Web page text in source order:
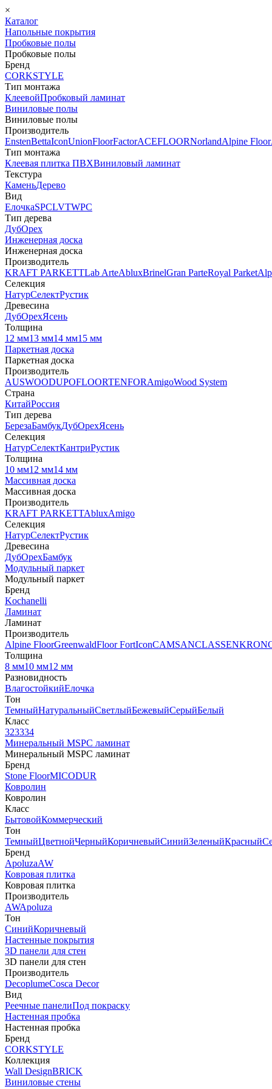
×
Каталог
Напольные покрытия
Пробковые полы
Пробковые полы
Бренд
CORKSTYLE
Тип монтажа
КлеевойПробковый ламинат
Виниловые полы
Виниловые полы
Производитель
EnstenBettaIconUnionFloorFactorACEFLOORNorlandAlpine Floor
Тип монтажа
Клеевая плитка ПВХВиниловый ламинат
Текстура
КаменьДерево
Вид
ЕлочкаSPCLVTWPC
Тип дерева
ДубОрех
Инженерная доска
Инженерная доска
Производитель
KRAFT PARKETTLab ArteAbluxBrinelGran ParteRoyal Parket
Селекция
НатурСелектРустик
Древесина
ДубОрехЯсень
Толщина
12 мм13 мм14 мм15 мм
Паркетная доска
Паркетная доска
Производитель
AUSWOODUPOFLOORTENFORAmigoWood System
Страна
КитайРоссия
Тип дерева
БерезаБамбукДубОрехЯсень
Селекция
НатурСелектКантриРустик
Толщина
10 мм12 мм14 мм
Массивная доска
Массивная доска
Производитель
KRAFT PARKETTAbluxAmigo
Селекция
НатурСелектРустик
Древесина
ДубОрехБамбук
Модульный паркет
Модульный паркет
Бренд
Kochanelli
Ламинат
Ламинат
Производитель
Alpine FloorGreenwaldFloor FortIconCAMSANCLASSEN
Толщина
8 мм10 мм12 мм
Разновидность
ВлагостойкийЕлочка
Тон
ТемныйНатуральныйСветлыйБежевыйСерыйБелый
Класс
323334
Минеральный MSPC ламинат
Минеральный MSPC ламинат
Бренд
Stone FloorMICODUR
Ковролин
Ковролин
Класс
БытовойКоммерческий
Тон
ТемныйЦветнойЧерныйКоричневыйСинийЗеленыйКрасный
Бренд
ApoluzaAW
Ковровая плитка
Ковровая плитка
Производитель
AWApoluza
Тон
СинийКоричневый
Настенные покрытия
3D панели для стен
3D панели для стен
Производитель
DecoplumeCosca Decor
Вид
Реечные панелиПод покраску
Настенная пробка
Настенная пробка
Бренд
CORKSTYLE
Коллекция
Wall DesignBRICK
Виниловые стены